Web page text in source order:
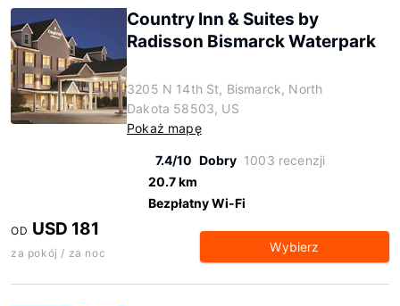
Country Inn & Suites by
Radisson Bismarck Waterpark
3205 N 14th St, Bismarck, North
Dakota 58503, US
Pokaż mapę
7.4/10 Dobry 1003 recenzji
20.7 km
Bezpłatny Wi-Fi
OD USD 181
za pokój / za noc Wybierz